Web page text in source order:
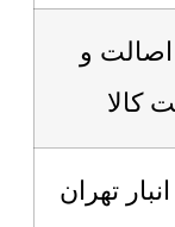
و
کالا
تهران